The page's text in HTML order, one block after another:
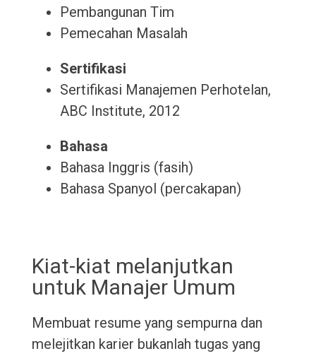
Pembangunan Tim
Pemecahan Masalah
Sertifikasi
Sertifikasi Manajemen Perhotelan,
ABC Institute, 2012
Bahasa
Bahasa Inggris (fasih)
Bahasa Spanyol (percakapan)
Kiat-kiat melanjutkan
untuk Manajer Umum
Membuat resume yang sempurna dan
melejitkan karier bukanlah tugas yang